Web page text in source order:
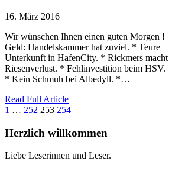
16. März 2016
Wir wünschen Ihnen einen guten Morgen !
Geld: Handelskammer hat zuviel. * Teure
Unterkunft in HafenCity. * Rickmers macht
Riesenverlust. * Fehlinvestition beim HSV.
* Kein Schmuh bei Albedyll. *…
Read Full Article
1 … 252 253 254
Herzlich willkommen
Liebe Leserinnen und Leser.